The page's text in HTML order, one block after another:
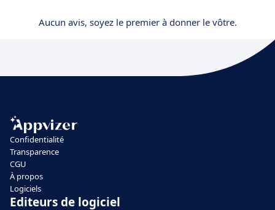
Aucun avis, soyez le premier à donner le vôtre.
Confidentialité
Transparence
CGU
À propos
Logiciels
Editeurs de logiciel